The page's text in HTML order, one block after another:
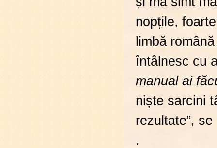
nopțile,
limbă
întâlnesc cu
manual ai
niște sarcini
rezultate”,
.